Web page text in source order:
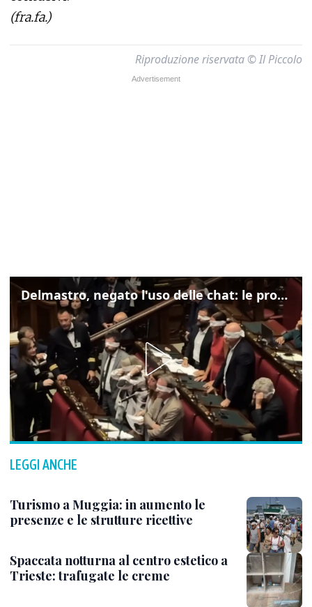
(fra.fa.)
Riproduzione riservata © Il Piccolo
Delmastro, negato l'uso delle chat: le proteste di Avs e M5s
LEGGI ANCHE
Turismo a Muggia: in aumento le
presenze e le strutture ricettive
Spaccata notturna al centro estetico a
Trieste: trafugate le creme